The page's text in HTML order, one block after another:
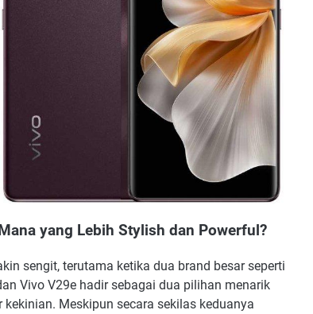
yang Lebih Stylish dan Powerful?
sengit, terutama ketika dua brand besar seperti
Vivo V29e hadir sebagai dua pilihan menarik
Meskipun secara sekilas keduanya